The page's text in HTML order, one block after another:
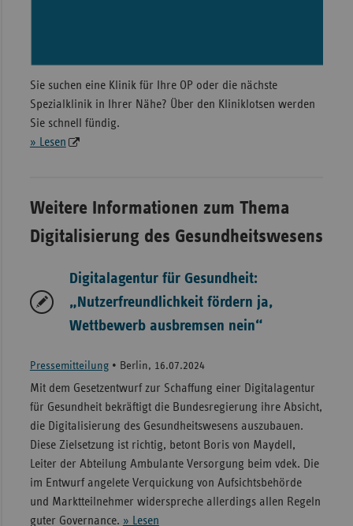
Sie suchen eine Klinik für Ihre OP oder die nächste
Spezialklinik in Ihrer Nähe? Über den Kliniklotsen werden
Sie schnell fündig.
» Lesen
Weitere Informationen zum Thema
Digitalisierung des Gesundheitswesens
Digitalagentur für Gesundheit:
„Nutzerfreundlichkeit fördern ja,
Wettbewerb ausbremsen nein“
Pressemitteilung• Berlin, 16.07.2024
Mit dem Gesetzentwurf zur Schaffung einer Digitalagentur
für Gesundheit bekräftigt die Bundesregierung ihre Absicht,
die Digitalisierung des Gesundheitswesens auszubauen.
Diese Zielsetzung ist richtig, betont Boris von Maydell,
Leiter der Abteilung Ambulante Versorgung beim vdek. Die
im Entwurf angelete Verquickung von Aufsichtsbehörde
und Marktteilnehmer widerspreche allerdings allen Regeln
guter Governance. » Lesen